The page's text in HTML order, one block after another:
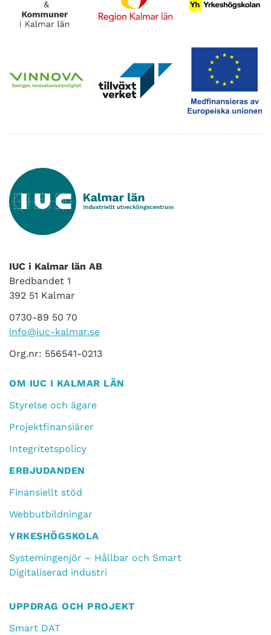
IUC i Kalmar län AB
Bredbandet 1
392 51 Kalmar
0730-89 50 70
info@iuc-kalmar.se
Org.nr: 556541-0213
OM IUC I KALMAR LÄN
Styrelse och ägare
Projektfinansiärer
Integritetspolicy
ERBJUDANDEN
Finansiellt stöd
Webbutbildningar
YRKESHÖGSKOLA
Systemingenjör – Hållbar och Smart
Digitaliserad industri
UPPDRAG OCH PROJEKT
Smart DAT